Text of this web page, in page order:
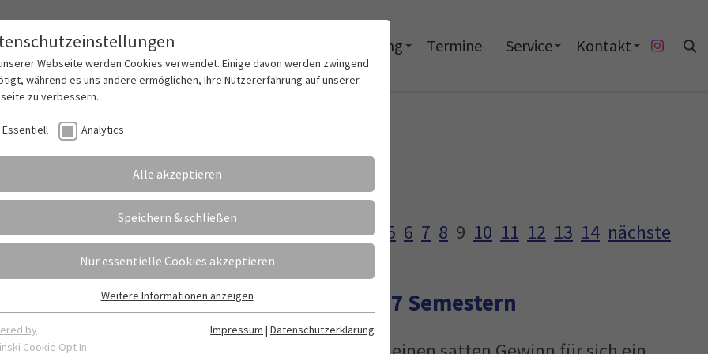
Das LEBK Abschlüsse Förderung Termine Service Kontakt
Schulleben
vorherige 1 2 3 4 5 6 7 8 9 10 11 12 13 14 nächste
20.06.2022
Satter Gewinn nach 7 Semestern
Webseite werden Cookies verwendet. Einige davon werden zwingend
während es uns andere ermöglichen, Ihre Nutzererfahrung auf unserer
zu verbessern.
Essentiell Analytics
Alle akzeptieren
Speichern & schließen
Nur essentielle Cookies akzeptieren
Cookies werden für grundlegende Funktionen der Webseite
Dadurch ist gewährleistet, dass die Webseite einwandfrei
Weitere Informationen anzeigen
by
Cookie Opt In
Impressum | Datenschutzerklärung